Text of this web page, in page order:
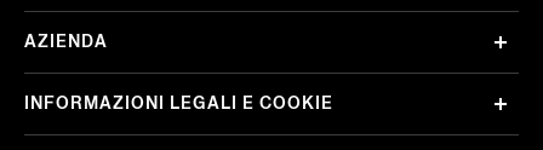
AZIENDA
INFORMAZIONI LEGALI E COOKIE